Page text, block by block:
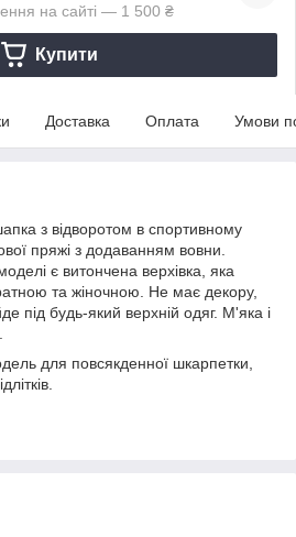
на сайті — 1 500 ₴
Купити
Доставка Оплата Умови
з відворотом в спортивному
пряжі з додаванням вовни.
є витончена верхівка, яка
та жіночною. Не має декору,
під будь-який верхній одяг. М'яка і
для повсякденної шкарпетки,